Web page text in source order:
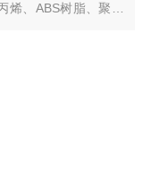
、ABS树脂、聚甲